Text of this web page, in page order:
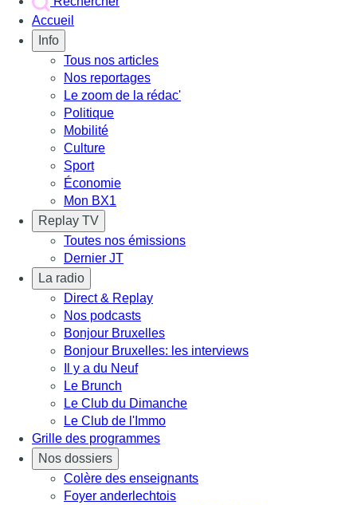
Accueil
Info
Tous nos articles
Nos reportages
Le zoom de la rédac'
Politique
Mobilité
Culture
Sport
Économie
Mon BX1
Replay TV
Toutes nos émissions
Dernier JT
La radio
Direct & Replay
Nos podcasts
Bonjour Bruxelles
Bonjour Bruxelles: les interviews
Il y a du Neuf
Le Brunch
Le Club du Dimanche
Le Club de l'Immo
Grille des programmes
Nos dossiers
Colère des enseignants
Foyer anderlechtois